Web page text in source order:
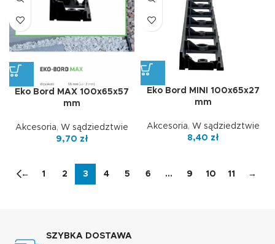
Eko Bord MAX 100x65x57
mm
Akcesoria, W sądziedztwie
9,70 zł
Eko Bord MINI 100x65x27
mm
Akcesoria, W sądziedztwie
8,40 zł
← 1 2 3 4 5 6 … 9 10 11 →
SZYBKA DOSTAWA